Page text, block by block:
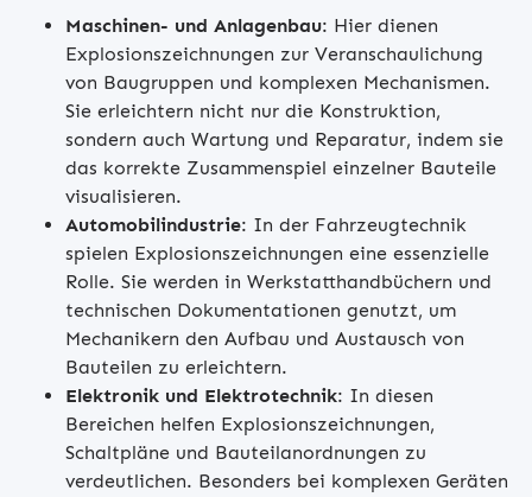
Maschinen- und Anlagenbau: Hier dienen
Explosionszeichnungen zur Veranschaulichung
von Baugruppen und komplexen Mechanismen.
Sie erleichtern nicht nur die Konstruktion,
sondern auch Wartung und Reparatur, indem sie
das korrekte Zusammenspiel einzelner Bauteile
visualisieren.
Automobilindustrie: In der Fahrzeugtechnik
spielen Explosionszeichnungen eine essenzielle
Rolle. Sie werden in Werkstatthandbüchern und
technischen Dokumentationen genutzt, um
Mechanikern den Aufbau und Austausch von
Bauteilen zu erleichtern.
Elektronik und Elektrotechnik: In diesen
Bereichen helfen Explosionszeichnungen,
Schaltpläne und Bauteilanordnungen zu
verdeutlichen. Besonders bei komplexen Geräten